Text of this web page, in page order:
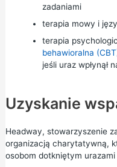
zadaniami
terapia mowy i
terapia
behawioralna
jeśli uraz wpłynął
Uzyskanie
Headway, stowarzyszenie
organizacją charytatywną,
osobom dotkniętym urazami